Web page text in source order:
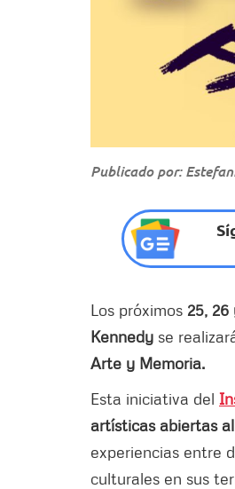
Publicado por:
Los próximos 25, 26
Kennedy se
Arte y Memoria.
Esta iniciativa del
artísticas abiertas
experiencias entre
culturales en sus